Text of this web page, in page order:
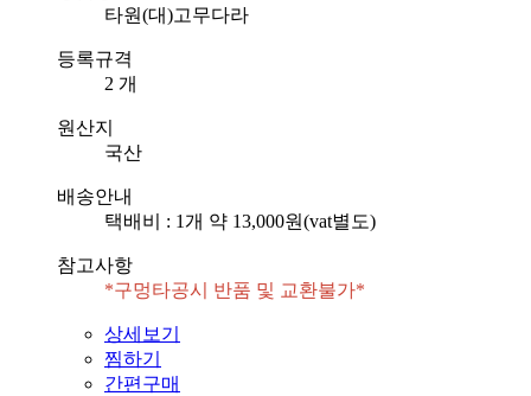
타원(대)고무다라
등록규격
2 개
원산지
국산
배송안내
택배비 : 1개 약 13,000원(vat별도)
참고사항
상세보기
찜하기
간편구매